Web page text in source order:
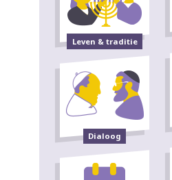
Leven & traditie
Dialoog